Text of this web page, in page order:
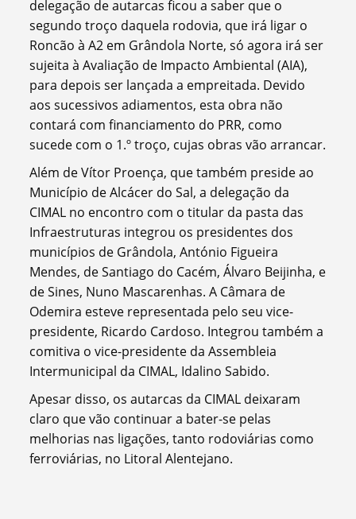
delegação de autarcas ficou a saber que o
segundo troço daquela rodovia, que irá ligar o
Roncão à A2 em Grândola Norte, só agora irá ser
sujeita à Avaliação de Impacto Ambiental (AIA),
para depois ser lançada a empreitada. Devido
aos sucessivos adiamentos, esta obra não
contará com financiamento do PRR, como
sucede com o 1.º troço, cujas obras vão arrancar.
Além de Vítor Proença, que também preside ao
Município de Alcácer do Sal, a delegação da
CIMAL no encontro com o titular da pasta das
Infraestruturas integrou os presidentes dos
municípios de Grândola, António Figueira
Mendes, de Santiago do Cacém, Álvaro Beijinha, e
de Sines, Nuno Mascarenhas. A Câmara de
Odemira esteve representada pelo seu vice-
presidente, Ricardo Cardoso. Integrou também a
comitiva o vice-presidente da Assembleia
Intermunicipal da CIMAL, Idalino Sabido.
Apesar disso, os autarcas da CIMAL deixaram
claro que vão continuar a bater-se pelas
melhorias nas ligações, tanto rodoviárias como
ferroviárias, no Litoral Alentejano.